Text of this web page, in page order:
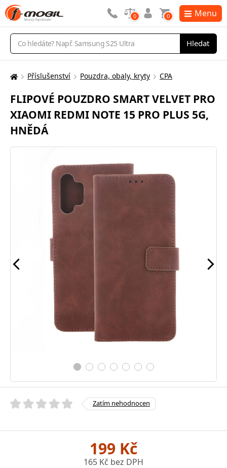
Vyhledávání
Hledat
0 0 Menu
Zde
nacházíte:
Příslušenství Pouzdra, obaly, kryty CPA
FLIPOVÉ POUZDRO SMART VELVET PRO
XIAOMI REDMI NOTE 15 PRO PLUS 5G,
HNĚDÁ
Zatím nehodnocen
199 Kč
165 Kč bez DPH